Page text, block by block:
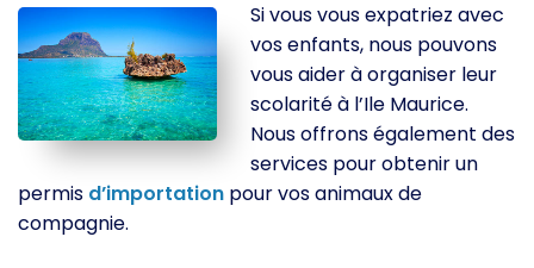
Si vous vous expatriez avec
vos enfants, nous pouvons
vous aider à organiser leur
scolarité à l’Ile Maurice.
Nous offrons également des
services pour obtenir un
permis d’importation pour vos animaux de
compagnie.